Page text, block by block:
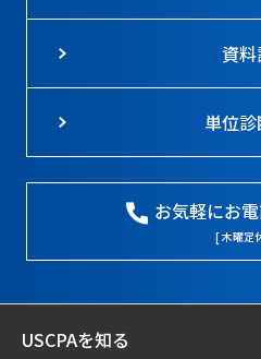
資
単位
お気軽にお電
[ 木曜定
USCPAを知る